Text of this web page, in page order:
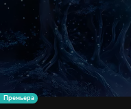
Премьера